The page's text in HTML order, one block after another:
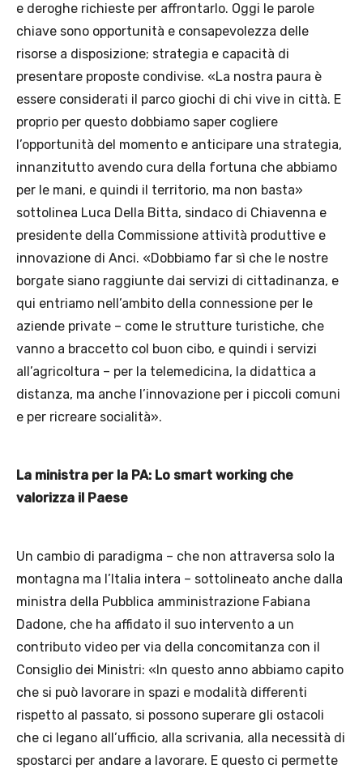
e deroghe richieste per affrontarlo. Oggi le parole
chiave sono opportunità e consapevolezza delle
risorse a disposizione; strategia e capacità di
presentare proposte condivise. «La nostra paura è
essere considerati il parco giochi di chi vive in città. E
proprio per questo dobbiamo saper cogliere
l’opportunità del momento e anticipare una strategia,
innanzitutto avendo cura della fortuna che abbiamo
per le mani, e quindi il territorio, ma non basta»
sottolinea Luca Della Bitta, sindaco di Chiavenna e
presidente della Commissione attività produttive e
innovazione di Anci. «Dobbiamo far sì che le nostre
borgate siano raggiunte dai servizi di cittadinanza, e
qui entriamo nell’ambito della connessione per le
aziende private – come le strutture turistiche, che
vanno a braccetto col buon cibo, e quindi i servizi
all’agricoltura – per la telemedicina, la didattica a
distanza, ma anche l’innovazione per i piccoli comuni
e per ricreare socialità».
La ministra per la PA: Lo smart working che
valorizza il Paese
Un cambio di paradigma – che non attraversa solo la
montagna ma l’Italia intera – sottolineato anche dalla
ministra della Pubblica amministrazione Fabiana
Dadone, che ha affidato il suo intervento a un
contributo video per via della concomitanza con il
Consiglio dei Ministri: «In questo anno abbiamo capito
che si può lavorare in spazi e modalità differenti
rispetto al passato, si possono superare gli ostacoli
che ci legano all’ufficio, alla scrivania, alla necessità di
spostarci per andare a lavorare. E questo ci permette